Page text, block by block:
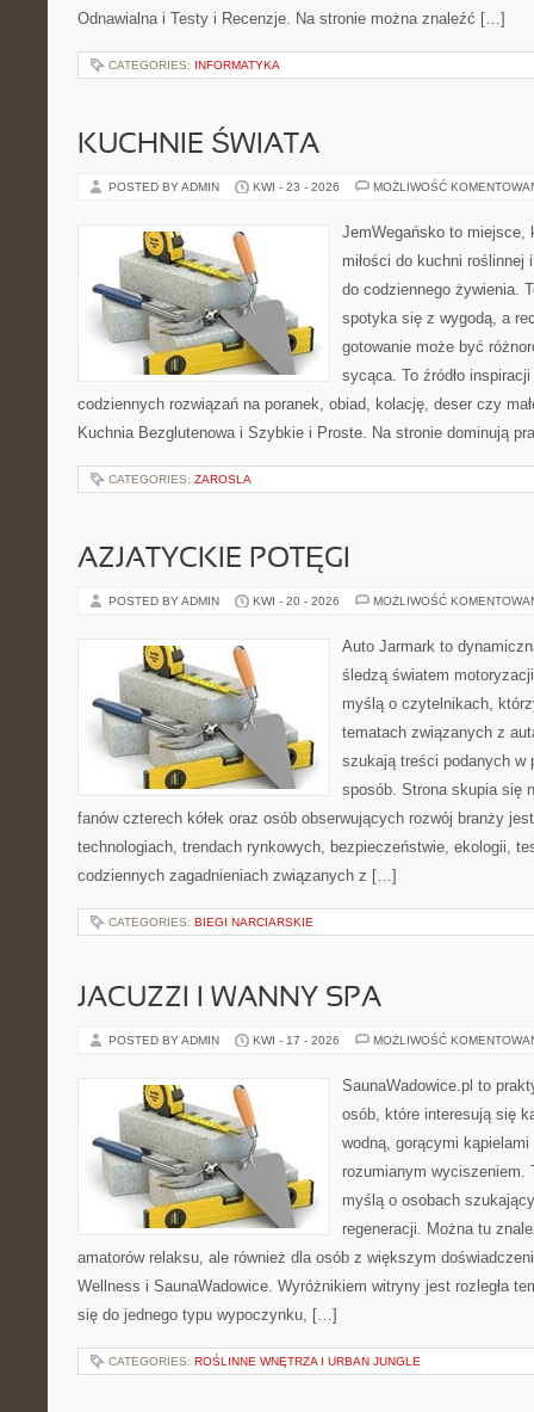
Odnawialna i Testy i Recenzje. Na stronie można znaleźć […]
CATEGORIES: INFORMATYKA
KUCHNIE ŚWIATA
POSTED BY ADMIN KWI - 23 - 2026 MOŻLIWOŚĆ
JemWegańsko to miejsce,
miłości do kuchni
do codziennego żywienia.
spotyka się z wygodą, a
gotowanie może być
sycąca. To źródło
codziennych rozwiązań na poranek, obiad, kolację, deser czy
Kuchnia Bezglutenowa i Szybkie i Proste. Na stronie dominują
CATEGORIES: ZAROSLA
AZJATYCKIE POTĘGI
POSTED BY ADMIN KWI - 20 - 2026 MOŻLIWOŚĆ
Auto Jarmark to
śledzą światem
myślą o czytelnikach,
tematach związanych z
szukają treści podanych w
sposób. Strona skupia się
fanów czterech kółek oraz osób obserwujących rozwój branży
technologiach, trendach rynkowych, bezpieczeństwie, ekologii,
codziennych zagadnieniach związanych z […]
CATEGORIES: BIEGI NARCIARSKIE
JACUZZI I WANNY SPA
POSTED BY ADMIN KWI - 17 - 2026 MOŻLIWOŚĆ
SaunaWadowice.pl to
osób, które interesują się
wodną, gorącymi
rozumianym wyciszeniem.
myślą o osobach
regeneracji. Można tu
amatorów relaksu, ale również dla osób z większym
Wellness i SaunaWadowice. Wyróżnikiem witryny jest rozległa
się do jednego typu wypoczynku, […]
CATEGORIES: ROŚLINNE WNĘTRZA I URBAN JUNGLE